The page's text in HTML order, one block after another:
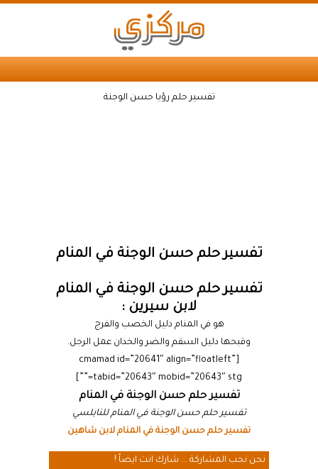
تفسير حلم رؤيا حسن الوجنة
تفسير حلم حسن الوجنة في المنام
تفسير حلم حسن الوجنة في المنام
لابن سيرين :
هو في المنام دليل الخصب والفرج
وقبحها دليل السقم والضر والخدان عمل الرجل.
[cmamad id=”20641″ align=”floatleft”
tabid=”20643″ mobid=”20643″ stg=””]
تفسير حلم حسن الوجنة في المنام
تفسير حلم حسن الوجنة في المنام للنابلسي
تفسير حلم حسن الوجنة في المنام لابن شاهين
نحن نحب المشاركة ... شارك انت ايضاً !